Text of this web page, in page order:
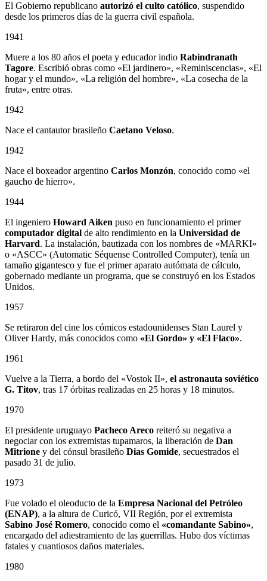
El Gobierno republicano autorizó el culto católico, suspendido
desde los primeros días de la guerra civil española.
1941
Muere a los 80 años el poeta y educador indio Rabindranath
Tagore. Escribió obras como «El jardinero», «Reminiscencias», «El
hogar y el mundo», «La religión del hombre», «La cosecha de la
fruta», entre otras.
1942
Nace el cantautor brasileño Caetano Veloso.
1942
Nace el boxeador argentino Carlos Monzón, conocido como «el
gaucho de hierro».
1944
El ingeniero Howard Aiken puso en funcionamiento el primer
computador digital de alto rendimiento en la Universidad de
Harvard. La instalación, bautizada con los nombres de «MARKI»
o «ASCC» (Automatic Séquense Controlled Computer), tenía un
tamaño gigantesco y fue el primer aparato autómata de cálculo,
gobernado mediante un programa, que se construyó en los Estados
Unidos.
1957
Se retiraron del cine los cómicos estadounidenses Stan Laurel y
Oliver Hardy, más conocidos como «El Gordo» y «El Flaco».
1961
Vuelve a la Tierra, a bordo del «Vostok II», el astronauta soviético
G. Titov, tras 17 órbitas realizadas en 25 horas y 18 minutos.
1970
El presidente uruguayo Pacheco Areco reiteró su negativa a
negociar con los extremistas tupamaros, la liberación de Dan
Mitrione y del cónsul brasileño Dias Gomide, secuestrados el
pasado 31 de julio.
1973
Fue volado el oleoducto de la Empresa Nacional del Petróleo
(ENAP), a la altura de Curicó, VII Región, por el extremista
Sabino José Romero, conocido como el «comandante Sabino»,
encargado del adiestramiento de las guerrillas. Hubo dos víctimas
fatales y cuantiosos daños materiales.
1980